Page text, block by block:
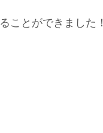
ことができました！